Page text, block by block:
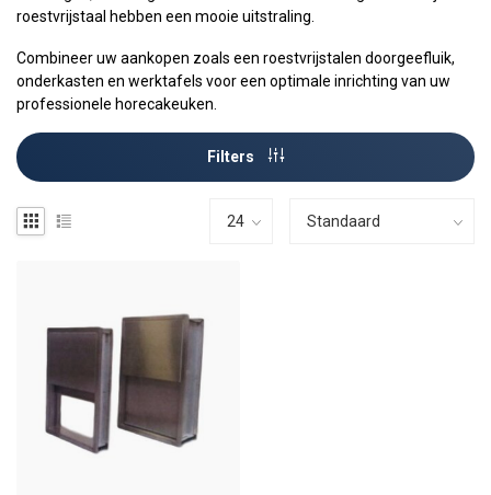
roestvrijstaal hebben een mooie uitstraling.
Combineer uw aankopen zoals een roestvrijstalen doorgeefluik,
onderkasten en werktafels voor een optimale inrichting van uw
professionele horecakeuken.
Filters